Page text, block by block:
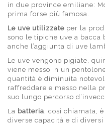
in due province emiliane:
prima forse più famosa.
Le uve utilizzate per la
sono le tipiche uve a bacca
anche l’aggiunta di uve
Le uve vengono pigiate,
viene messo in un
quantità è diminuita
raffreddare e messo nella
suo lungo percorso
La batteria, così chiamata,
diverse capacità e di